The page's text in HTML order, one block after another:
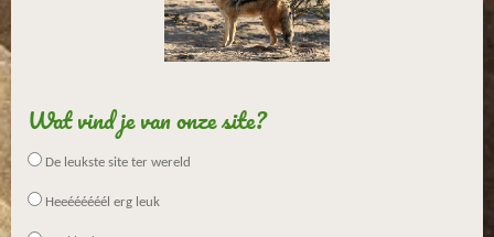
Wat vind je van onze site?
De leukste site ter wereld
Heeéééééél erg leuk